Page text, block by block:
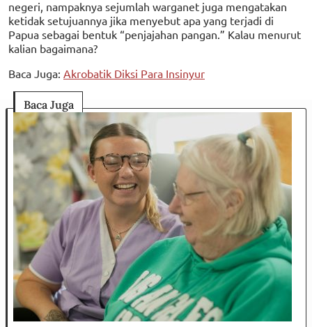
negeri, nampaknya sejumlah warganet juga mengatakan
ketidak setujuannya jika menyebut apa yang terjadi di
Papua sebagai bentuk “penjajahan pangan.” Kalau menurut
kalian bagaimana?
Baca Juga: Akrobatik Diksi Para Insinyur
Baca Juga